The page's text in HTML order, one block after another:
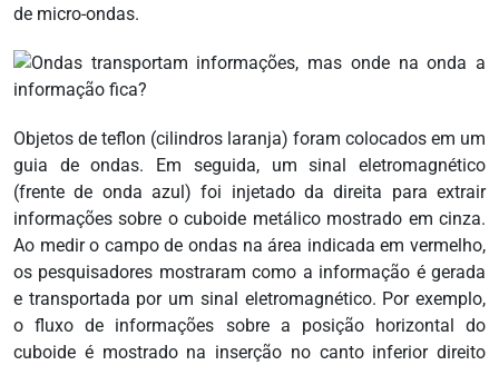
de micro-ondas.
Objetos de teflon (cilindros laranja) foram colocados em um
guia de ondas. Em seguida, um sinal eletromagnético
(frente de onda azul) foi injetado da direita para extrair
informações sobre o cuboide metálico mostrado em cinza.
Ao medir o campo de ondas na área indicada em vermelho,
os pesquisadores mostraram como a informação é gerada
e transportada por um sinal eletromagnético. Por exemplo,
o fluxo de informações sobre a posição horizontal do
cuboide é mostrado na inserção no canto inferior direito